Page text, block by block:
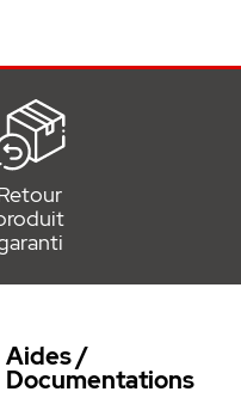
cela peut être le
commande de
et de système
Aides /
Documentations